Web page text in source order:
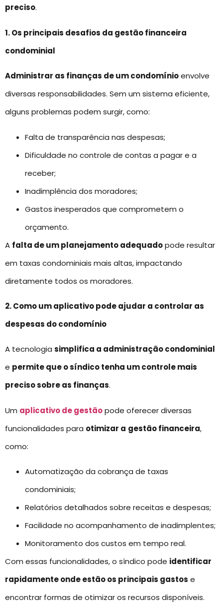
preciso.
1. Os principais desafios da gestão financeira
condominial
Administrar as finanças de um condomínioenvolve
diversas responsabilidades. Sem um sistema eficiente,
alguns problemas podem surgir, como:
Falta de transparência nas despesas;
Dificuldade no controle de contas a pagar e a
receber;
Inadimplência dos moradores;
Gastos inesperados que comprometem o
orçamento.
A falta de um planejamento adequadopode resultar
em taxas condominiais mais altas, impactando
diretamente todos os moradores.
2. Como um aplicativo pode ajudar a controlar as
despesas do condomínio
A tecnologia simplifica a administração condominial
e permite que o síndico tenha um controle mais
preciso sobre as finanças.
Um aplicativo de gestãopode oferecer diversas
funcionalidades para otimizar a gestão financeira,
como:
Automatização da cobrança de taxas
condominiais;
Relatórios detalhados sobre receitas e despesas;
Facilidade no acompanhamento de inadimplentes;
Monitoramento dos custos em tempo real.
Com essas funcionalidades, o síndico pode identificar
rapidamente onde estão os principais gastos e
encontrar formas de otimizar os recursos disponíveis.